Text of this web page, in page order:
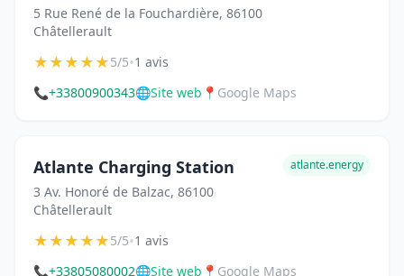
5 Rue René de la Fouchardière, 86100
Châtellerault
★★★★★5/5•1 avis
📞+33800900343🌐Site web 📍 Google Maps
Atlante Charging Station
3 Av. Honoré de Balzac, 86100
Châtellerault
atlante.energy
★★★★★5/5•1 avis
📞+33805080002🌐Site web 📍 Google Maps